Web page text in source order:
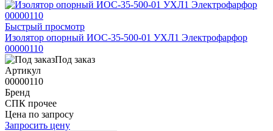
Быстрый просмотр
Изолятор опорный ИОС-35-500-01 УХЛ1 Электрофарфор
00000110
Под заказ
Артикул
00000110
Бренд
СПК прочее
Цена по запросу
Запросить цену